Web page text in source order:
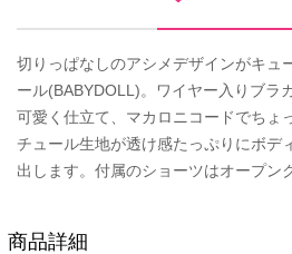
切りっぱなしのアシメデザインがキュ
ール(BABYDOLL)。ワイヤー入りブラ
可愛く仕立て、マカロニコードでちょ
チュール生地が透け感たっぷりにボデ
出します。付属のショーツはオープン
商品詳細